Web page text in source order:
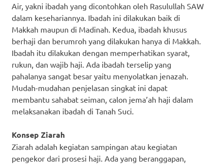
Air, yakni ibadah yang dicontohkan oleh Rasulullah SAW
dalam kesehariannya. Ibadah ini dilakukan baik di
Makkah maupun di Madinah. Kedua, ibadah khusus
berhaji dan berumroh yang dilakukan hanya di Makkah.
Ibadah itu dilakukan dengan memperhatikan syarat,
rukun, dan wajib haji. Ada ibadah terselip yang
pahalanya sangat besar yaitu menyolatkan jenazah.
Mudah-mudahan penjelasan singkat ini dapat
membantu sahabat seiman, calon jema’ah haji dalam
melaksanakan ibadah di Tanah Suci.
Konsep Ziarah
Ziarah adalah kegiatan sampingan atau kegiatan
pengekor dari prosesi haji. Ada yang beranggapan,